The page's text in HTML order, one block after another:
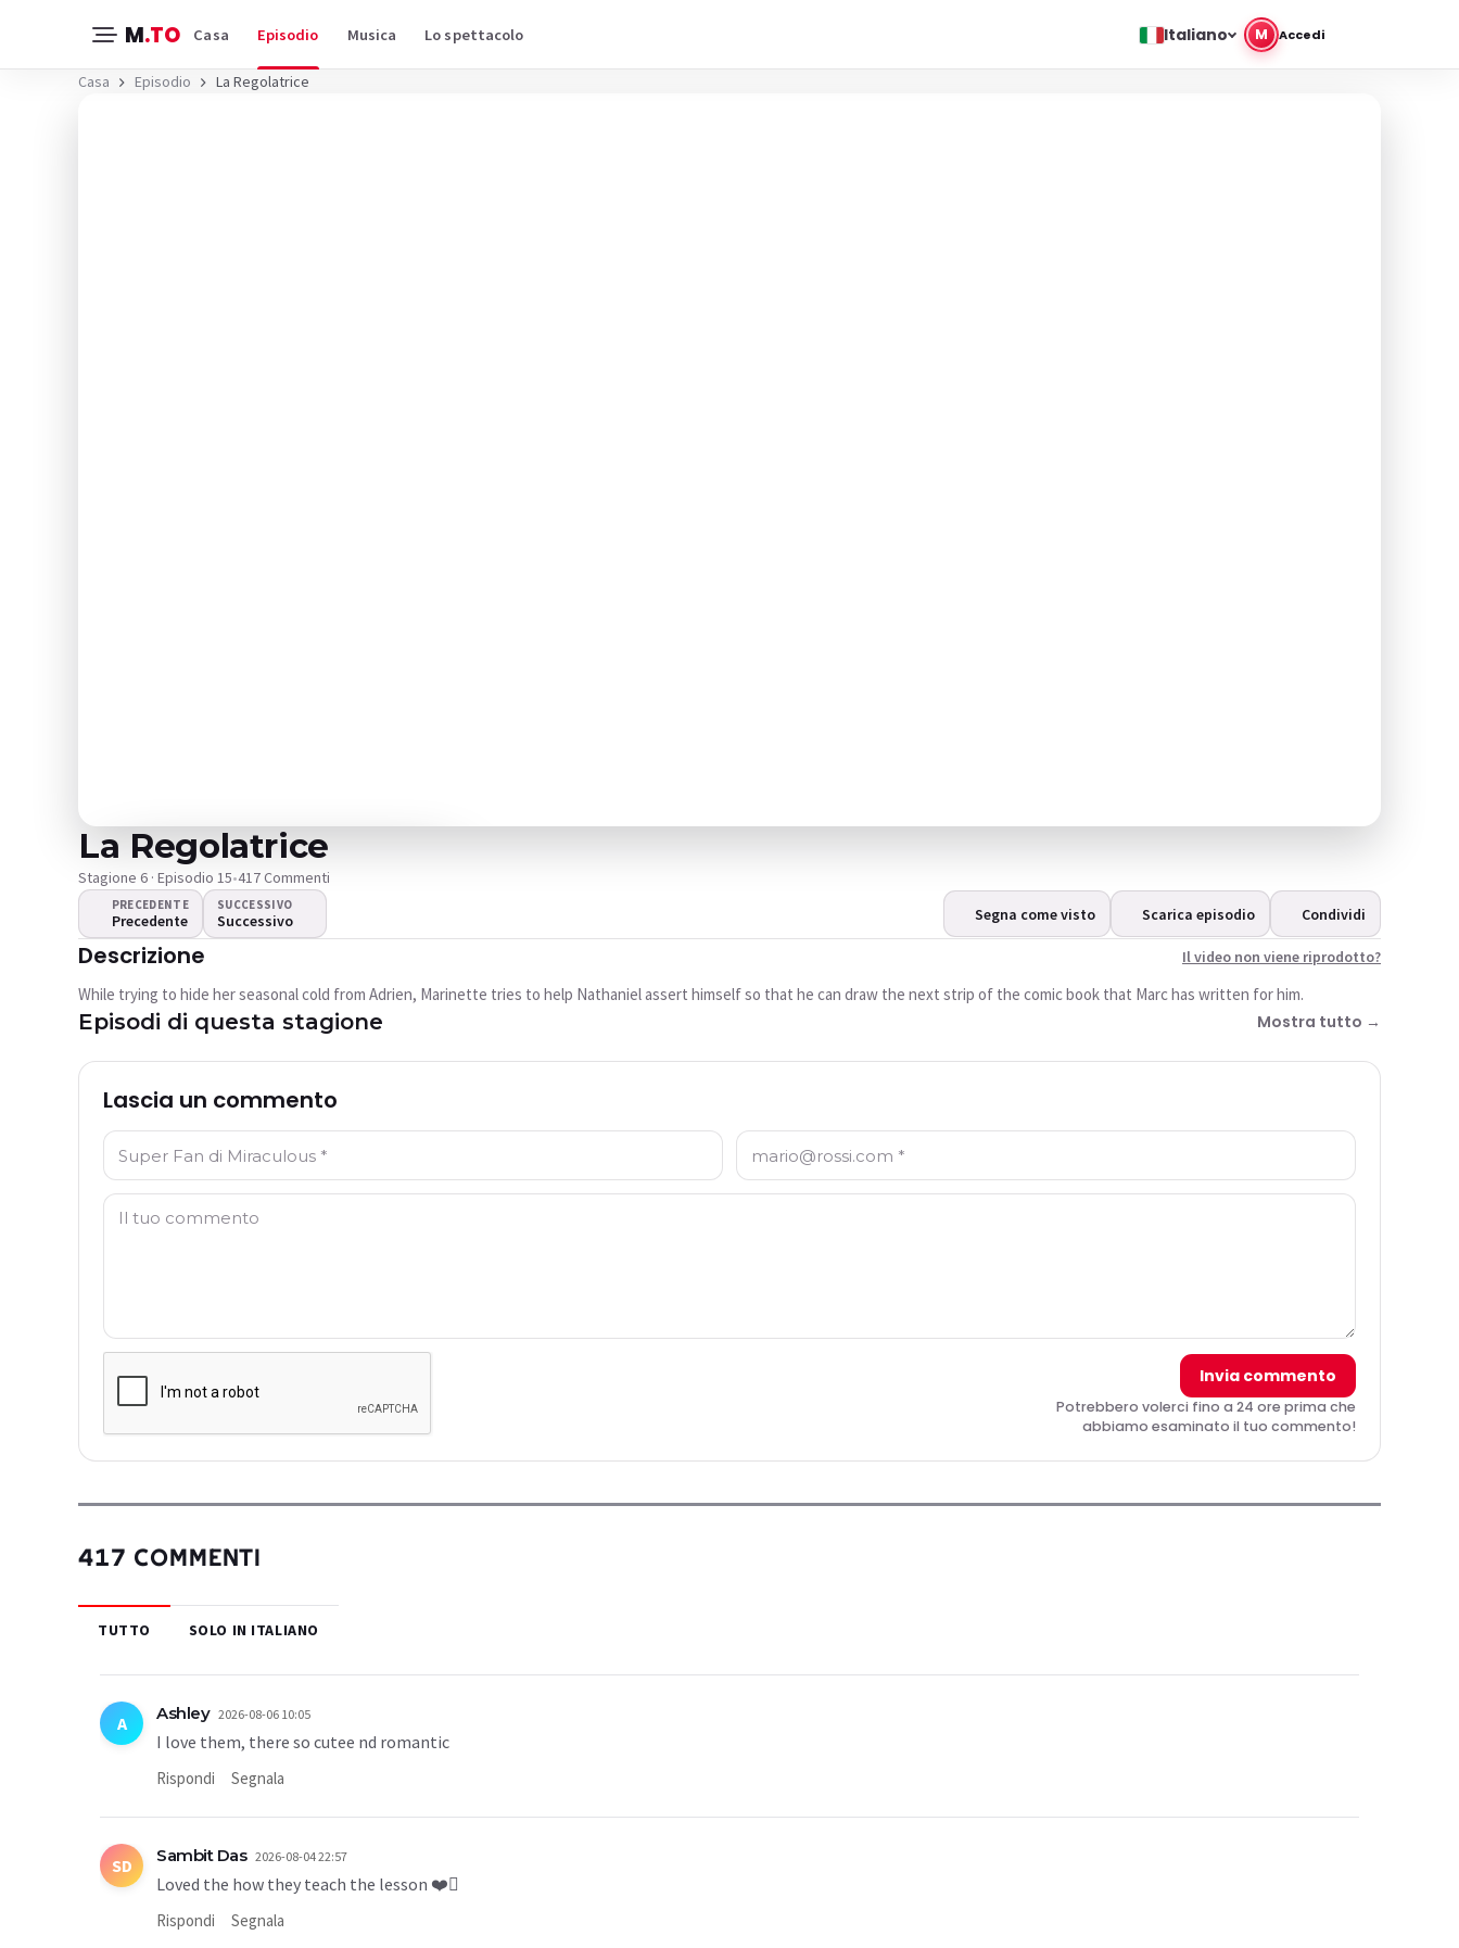
M.TO Casa Episodio Musica Lo spettacolo Italiano M Accedi
Casa Episodio La Regolatrice
Il video non viene
Questo video non è attualmente disponibile
Riprova
La Regolatrice
Stagione 6 · Episodio 15•417 Commenti
PRECEDENTE
Precedente
SUCCESSIVO
Successivo Segna come visto Scarica episodio Condividi
Descrizione Il video non viene riprodotto?
While trying to hide her seasonal cold from Adrien, Marinette tries to help Nathaniel assert himself so that he can draw the next strip of the comic book that Marc has written for him.
Episodi di questa stagione Mostra tutto →
Lascia un commento
Nome: * E-mail: *
Commento: *
Invia commento
Potrebbero volerci fino a 24 ore prima che
abbiamo esaminato il tuo commento!
417 COMMENTI
TUTTO SOLO IN ITALIANO
A Ashley 2026-08-06 10:05
I love them, there so cutee nd romantic
Rispondi Segnala
SD Sambit Das 2026-08-04 22:57
Loved the how they teach the lesson ❤️🫪
Rispondi Segnala